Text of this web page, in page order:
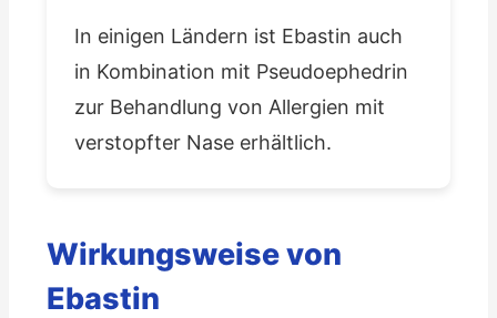
In einigen Ländern ist Ebastin auch
in Kombination mit Pseudoephedrin
zur Behandlung von Allergien mit
verstopfter Nase erhältlich.
Wirkungsweise von
Ebastin